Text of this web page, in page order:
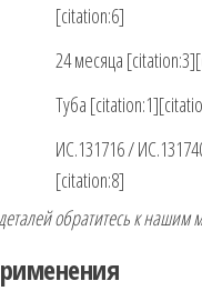
[citation:6]
24 месяца
Туба
ИС.131716 /
[citation:8]
обратитесь к нашим